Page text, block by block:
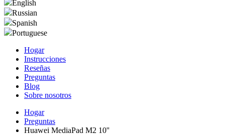
English
Russian
Spanish
Portuguese
Hogar
Instrucciones
Reseñas
Preguntas
Blog
Sobre nosotros
Hogar
Preguntas
Huawei MediaPad M2 10''